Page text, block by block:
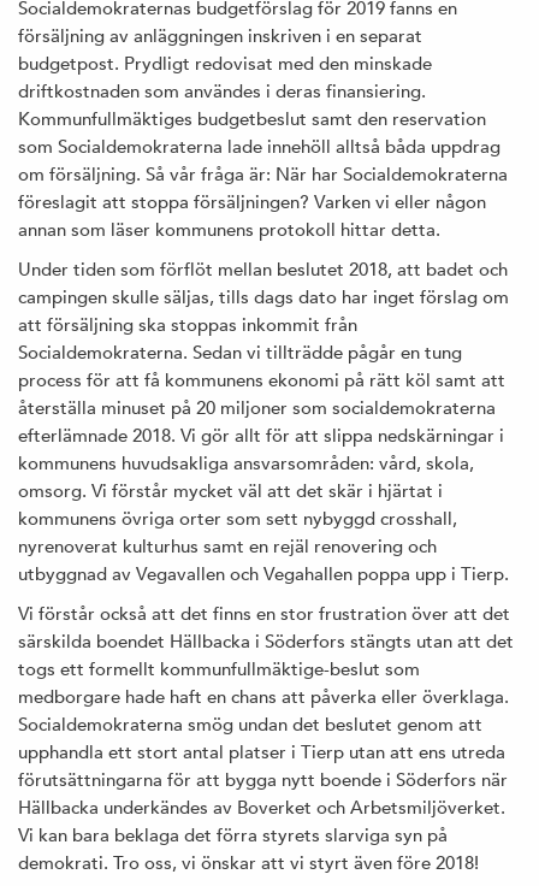
Socialdemokraternas budgetförslag för 2019 fanns en
försäljning av anläggningen inskriven i en separat
budgetpost. Prydligt redovisat med den minskade
driftkostnaden som användes i deras finansiering.
Kommunfullmäktiges budgetbeslut samt den reservation
som Socialdemokraterna lade innehöll alltså båda uppdrag
om försäljning. Så vår fråga är: När har Socialdemokraterna
föreslagit att stoppa försäljningen? Varken vi eller någon
annan som läser kommunens protokoll hittar detta.
Under tiden som förflöt mellan beslutet 2018, att badet och
campingen skulle säljas, tills dags dato har inget förslag om
att försäljning ska stoppas inkommit från
Socialdemokraterna. Sedan vi tillträdde pågår en tung
process för att få kommunens ekonomi på rätt köl samt att
återställa minuset på 20 miljoner som socialdemokraterna
efterlämnade 2018. Vi gör allt för att slippa nedskärningar i
kommunens huvudsakliga ansvarsområden: vård, skola,
omsorg. Vi förstår mycket väl att det skär i hjärtat i
kommunens övriga orter som sett nybyggd crosshall,
nyrenoverat kulturhus samt en rejäl renovering och
utbyggnad av Vegavallen och Vegahallen poppa upp i Tierp.
Vi förstår också att det finns en stor frustration över att det
särskilda boendet Hällbacka i Söderfors stängts utan att det
togs ett formellt kommunfullmäktige-beslut som
medborgare hade haft en chans att påverka eller överklaga.
Socialdemokraterna smög undan det beslutet genom att
upphandla ett stort antal platser i Tierp utan att ens utreda
förutsättningarna för att bygga nytt boende i Söderfors när
Hällbacka underkändes av Boverket och Arbetsmiljöverket.
Vi kan bara beklaga det förra styrets slarviga syn på
demokrati. Tro oss, vi önskar att vi styrt även före 2018!